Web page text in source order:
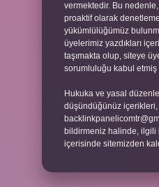
vermektedir. Bu
proaktif olarak
yükümlülüğümüz
üyelerimiz yazdıkları
taşımakta olup, siteye
sorumluluğu kabul etmiş
Hukuka ve yasal
düşündüğünüz içerikleri,
bildirmeniz halinde, ilgili
içerisinde sitemizden